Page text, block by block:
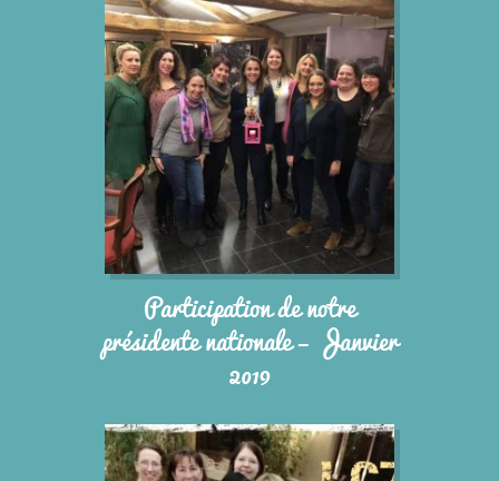
Participation de notre
présidente nationale – Janvier
2019